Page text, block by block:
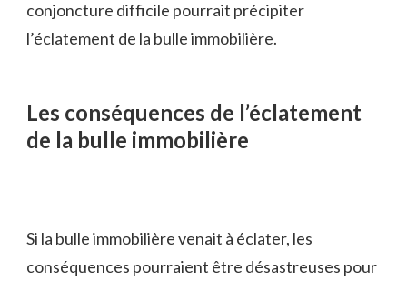
conjoncture difficile pourrait précipiter
l’éclatement de la bulle immobilière.
Les conséquences de l’éclatement
de la bulle immobilière
Si la bulle immobilière venait à éclater, les
conséquences pourraient être désastreuses pour